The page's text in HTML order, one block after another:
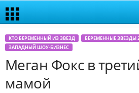
КТО БЕРЕМЕННЫЙ ИЗ ЗВЕЗД
БЕРЕМЕННЫЕ ЗВЕЗДЫ
ЗАПАДНЫЙ ШОУ-БИЗНЕС
Меган Фокс в
мамой